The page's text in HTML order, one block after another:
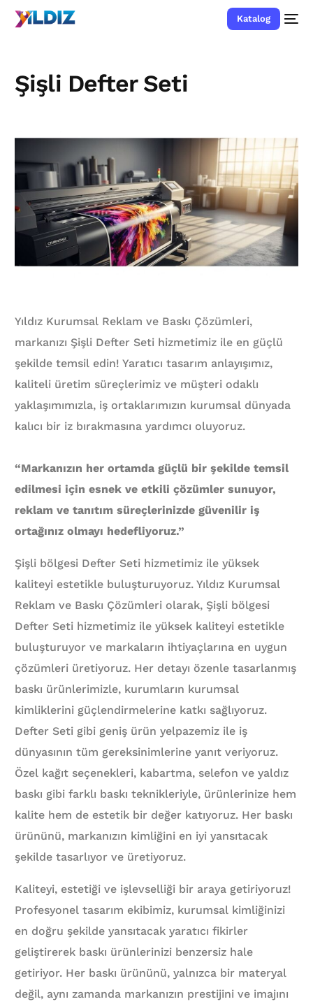
Katalog
Şişli Defter Seti
Yıldız Kurumsal Reklam ve Baskı Çözümleri,
markanızı Şişli Defter Seti hizmetimiz ile en güçlü
şekilde temsil edin! Yaratıcı tasarım anlayışımız,
kaliteli üretim süreçlerimiz ve müşteri odaklı
yaklaşımımızla, iş ortaklarımızın kurumsal dünyada
kalıcı bir iz bırakmasına yardımcı oluyoruz.
“Markanızın her ortamda güçlü bir şekilde temsil
edilmesi için esnek ve etkili çözümler sunuyor,
reklam ve tanıtım süreçlerinizde güvenilir iş
ortağınız olmayı hedefliyoruz.”
Şişli bölgesi Defter Seti hizmetimiz ile yüksek
kaliteyi estetikle buluşturuyoruz. Yıldız Kurumsal
Reklam ve Baskı Çözümleri olarak, Şişli bölgesi
Defter Seti hizmetimiz ile yüksek kaliteyi estetikle
buluşturuyor ve markaların ihtiyaçlarına en uygun
çözümleri üretiyoruz. Her detayı özenle tasarlanmış
baskı ürünlerimizle, kurumların kurumsal
kimliklerini güçlendirmelerine katkı sağlıyoruz.
Defter Seti gibi geniş ürün yelpazemiz ile iş
dünyasının tüm gereksinimlerine yanıt veriyoruz.
Özel kağıt seçenekleri, kabartma, selefon ve yaldız
baskı gibi farklı baskı teknikleriyle, ürünlerinize hem
kalite hem de estetik bir değer katıyoruz. Her baskı
ürününü, markanızın kimliğini en iyi yansıtacak
şekilde tasarlıyor ve üretiyoruz.
Kaliteyi, estetiği ve işlevselliği bir araya getiriyoruz!
Profesyonel tasarım ekibimiz, kurumsal kimliğinizi
en doğru şekilde yansıtacak yaratıcı fikirler
geliştirerek baskı ürünlerinizi benzersiz hale
getiriyor. Her baskı ürününü, yalnızca bir materyal
değil, aynı zamanda markanızın prestijini ve imajını